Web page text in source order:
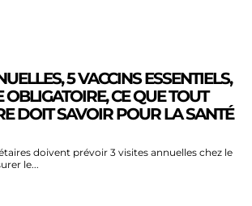
5 VACCINS ESSENTIELS,
OBLIGATOIRE, CE QUE TOUT
DOIT SAVOIR POUR LA SANTÉ
le...